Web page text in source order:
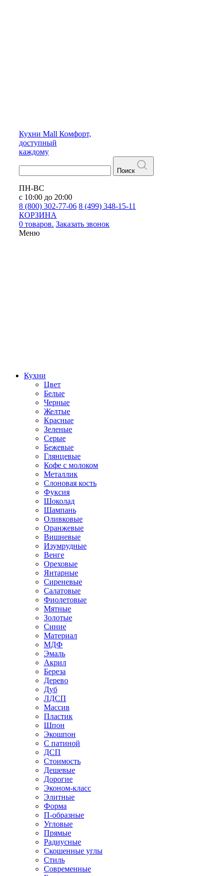
Кухни Mall Комфорт,
доступный
каждому
Поиск
ПН-ВС
с 10:00 до 20:00
8 (800) 302-77-06 8 (499) 348-15-11
КОРЗИНА
0 товаров. Заказать звонок
Меню
Кухни
Цвет
Белые
Черные
Желтые
Красные
Зеленые
Серые
Бежевые
Глянцевые
Кофе с молоком
Металлик
Слоновая кость
Фуксия
Шоколад
Шампань
Оливковые
Оранжевые
Вишневые
Изумрудные
Венге
Ореховые
Янтарные
Сиреневые
Салатовые
Фиолетовые
Мятные
Золотые
Синие
Материал
МДФ
Эмаль
Акрил
Береза
Дерево
Дуб
ЛДСП
Массив
Пластик
Шпон
Экошпон
С патиной
ДСП
Стоимость
Дешевые
Дорогие
Эконом-класс
Элитные
Форма
П-образные
Угловые
Прямые
Радиусные
Скошенные углы
Стиль
Современные